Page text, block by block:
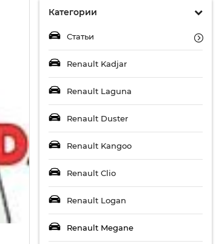
Категории
Статьи
Renault Kadjar
Renault Laguna
Renault Duster
Renault Kangoo
Renault Clio
Renault Logan
Renault Megane